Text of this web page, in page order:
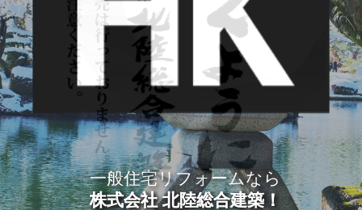
一般住宅リフォームなら
株式会社 北陸総合建築！
株式会社 北陸総合建築！
株式会社 北陸総合建築！